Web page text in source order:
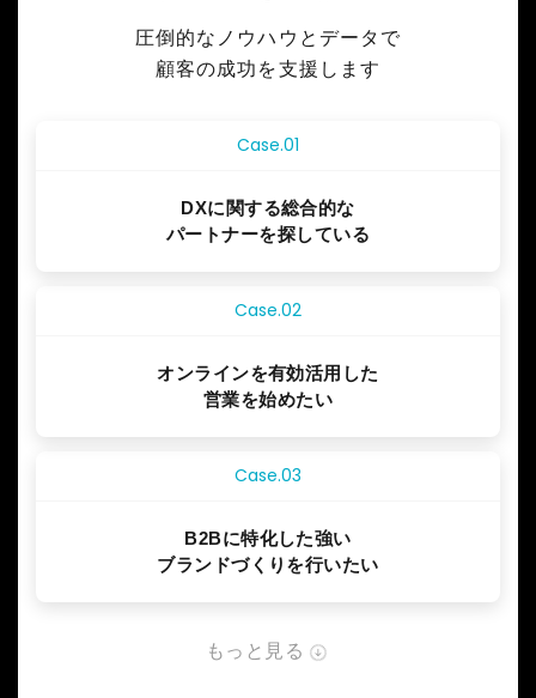
圧倒的なノウハウとデータで
顧客の成功を支援します
もっと見る
Case.01
DXに関する総合的な
パートナーを探している
Case.02
オンラインを有効活用した
営業を始めたい
Case.03
B2Bに特化した強い
ブランドづくりを行いたい